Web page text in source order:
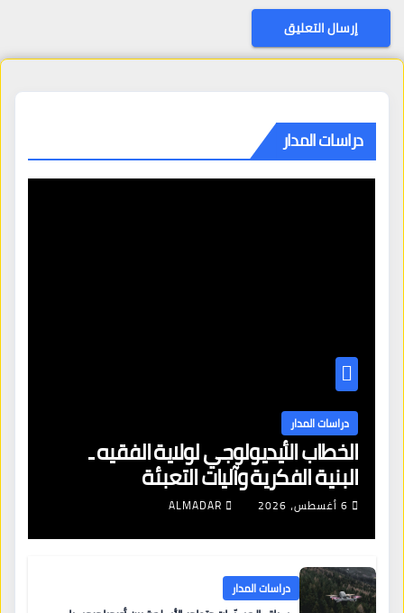
دراسات المدار
دراسات المدار
الخطاب الأيديولوجي لولاية الفقيه ـ
البنية الفكرية وآليات التعبئة
6 أغسطس، 2026 ALMADAR
دراسات المدار